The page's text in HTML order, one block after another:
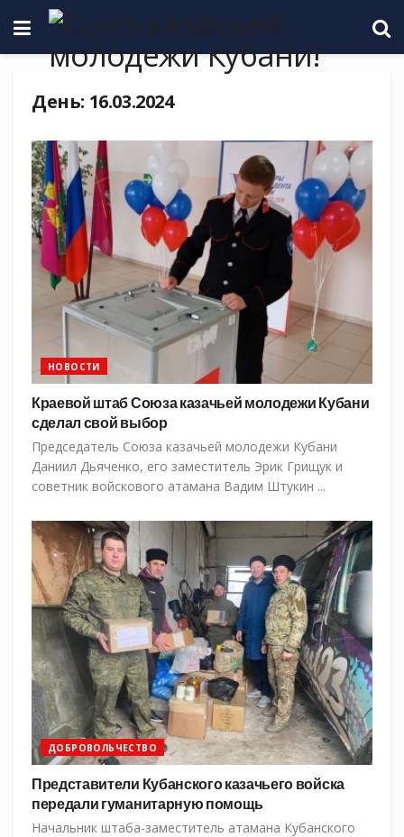
День: 16.03.2024
НОВОСТИ
Краевой штаб Союза казачьей молодежи Кубани
сделал свой выбор
Председатель Союза казачьей молодежи Кубани
Даниил Дьяченко, его заместитель Эрик Грищук и
советник войскового атамана Вадим Штукин ...
ДОБРОВОЛЬЧЕСТВО
Представители Кубанского казачьего войска
передали гуманитарную помощь
Начальник штаба-заместитель атамана Кубанского